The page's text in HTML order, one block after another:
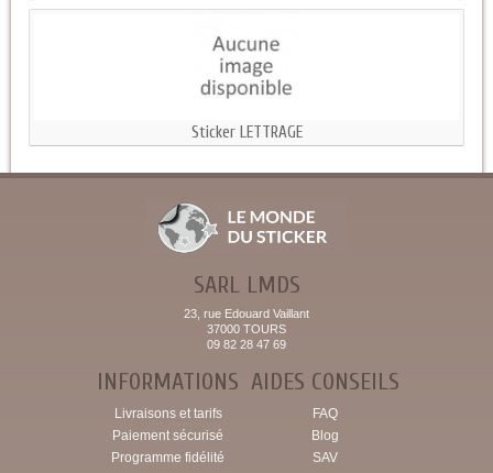
Sticker LETTRAGE
SARL LMDS
23, rue Edouard Vaillant
37000 TOURS
09 82 28 47 69
INFORMATIONS
Livraisons et tarifs
Paiement sécurisé
Programme fidélité
AIDES CONSEILS
FAQ
Blog
SAV